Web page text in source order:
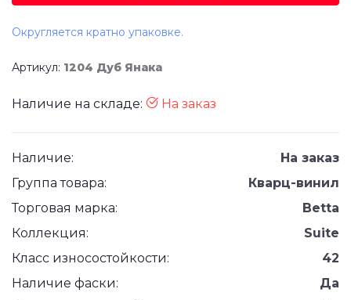
Округляется кратно упаковке.
Артикул: 1204 Дуб Янака
Наличие на складе: На заказ
Наличие:
На заказ
Группа товара:
Кварц-винил
Торговая марка:
Betta
Коллекция:
Suite
Класс износостойкости:
42
Наличие фаски:
Да